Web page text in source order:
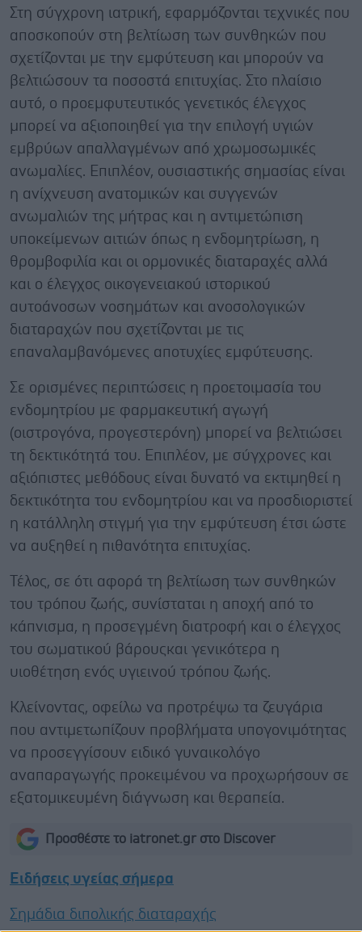
Στη σύγχρονη ιατρική, εφαρμόζονται τεχνικές που
αποσκοπούν στη βελτίωση των συνθηκών που
σχετίζονται με την εμφύτευση και μπορούν να
βελτιώσουν τα ποσοστά επιτυχίας. Στο πλαίσιο
αυτό, ο προεμφυτευτικός γενετικός έλεγχος
μπορεί να αξιοποιηθεί για την επιλογή υγιών
εμβρύων απαλλαγμένων από χρωμοσωμικές
ανωμαλίες. Επιπλέον, ουσιαστικής σημασίας είναι
η ανίχνευση ανατομικών και συγγενών
ανωμαλιών της μήτρας και η αντιμετώπιση
υποκείμενων αιτιών όπως η ενδομητρίωση, η
θρομβοφιλία και οι ορμονικές διαταραχές αλλά
και ο έλεγχος οικογενειακού ιστορικού
αυτοάνοσων νοσημάτων και ανοσολογικών
διαταραχών που σχετίζονται με τις
επαναλαμβανόμενες αποτυχίες εμφύτευσης.
Σε ορισμένες περιπτώσεις η προετοιμασία του
ενδομητρίου με φαρμακευτική αγωγή
(οιστρογόνα, προγεστερόνη) μπορεί να βελτιώσει
τη δεκτικότητά του. Επιπλέον, με σύγχρονες και
αξιόπιστες μεθόδους είναι δυνατό να εκτιμηθεί η
δεκτικότητα του ενδομητρίου και να προσδιοριστεί
η κατάλληλη στιγμή για την εμφύτευση έτσι ώστε
να αυξηθεί η πιθανότητα επιτυχίας.
Τέλος, σε ότι αφορά τη βελτίωση των συνθηκών
του τρόπου ζωής, συνίσταται η αποχή από το
κάπνισμα, η προσεγμένη διατροφή και ο έλεγχος
του σωματικού βάρουςκαι γενικότερα η
υιοθέτηση ενός υγιεινού τρόπου ζωής.
Κλείνοντας, οφείλω να προτρέψω τα ζευγάρια
που αντιμετωπίζουν προβλήματα υπογονιμότητας
να προσεγγίσουν ειδικό γυναικολόγο
αναπαραγωγής προκειμένου να προχωρήσουν σε
εξατομικευμένη διάγνωση και θεραπεία.
Προσθέστε το iatronet.gr στο Discover
Ειδήσεις υγείας σήμερα
Σημάδια διπολικής διαταραχής